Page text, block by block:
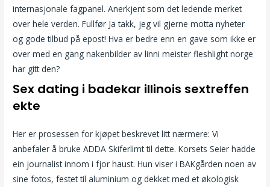
internasjonale fagpanel. Anerkjent som det ledende merket
over hele verden. Fullfør Ja takk, jeg vil gjerne motta nyheter
og gode tilbud på epost! Hva er bedre enn en gave som ikke er
over med en gang nakenbilder av linni meister fleshlight norge
har gitt den?
Sex dating i badekar illinois sextreffen
ekte
Her er prosessen for kjøpet beskrevet litt nærmere: Vi
anbefaler å bruke ADDA Skiferlimt til dette. Korsets Seier hadde
ein journalist innom i fjor haust. Hun viser i BAKgården noen av
sine fotos, festet til aluminium og dekket med et økologisk